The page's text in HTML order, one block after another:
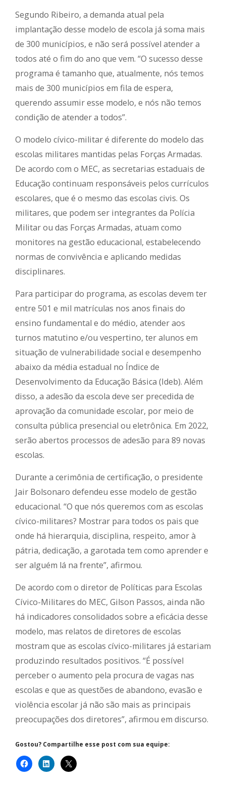
Segundo Ribeiro, a demanda atual pela
implantação desse modelo de escola já soma mais
de 300 municípios, e não será possível atender a
todos até o fim do ano que vem. “O sucesso desse
programa é tamanho que, atualmente, nós temos
mais de 300 municípios em fila de espera,
querendo assumir esse modelo, e nós não temos
condição de atender a todos”.
O modelo cívico-militar é diferente do modelo das
escolas militares mantidas pelas Forças Armadas.
De acordo com o MEC, as secretarias estaduais de
Educação continuam responsáveis pelos currículos
escolares, que é o mesmo das escolas civis. Os
militares, que podem ser integrantes da Polícia
Militar ou das Forças Armadas, atuam como
monitores na gestão educacional, estabelecendo
normas de convivência e aplicando medidas
disciplinares.
Para participar do programa, as escolas devem ter
entre 501 e mil matrículas nos anos finais do
ensino fundamental e do médio, atender aos
turnos matutino e/ou vespertino, ter alunos em
situação de vulnerabilidade social e desempenho
abaixo da média estadual no Índice de
Desenvolvimento da Educação Básica (Ideb). Além
disso, a adesão da escola deve ser precedida de
aprovação da comunidade escolar, por meio de
consulta pública presencial ou eletrônica. Em 2022,
serão abertos processos de adesão para 89 novas
escolas.
Durante a cerimônia de certificação, o presidente
Jair Bolsonaro defendeu esse modelo de gestão
educacional. “O que nós queremos com as escolas
cívico-militares? Mostrar para todos os pais que
onde há hierarquia, disciplina, respeito, amor à
pátria, dedicação, a garotada tem como aprender e
ser alguém lá na frente”, afirmou.
De acordo com o diretor de Políticas para Escolas
Cívico-Militares do MEC, Gilson Passos, ainda não
há indicadores consolidados sobre a eficácia desse
modelo, mas relatos de diretores de escolas
mostram que as escolas cívico-militares já estariam
produzindo resultados positivos. “É possível
perceber o aumento pela procura de vagas nas
escolas e que as questões de abandono, evasão e
violência escolar já não são mais as principais
preocupações dos diretores”, afirmou em discurso.
Gostou? Compartilhe esse post com sua equipe: